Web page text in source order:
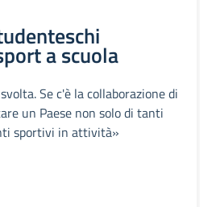
a scuola
Se c'è la collaborazione di
un Paese non solo di tanti
sportivi in attività»